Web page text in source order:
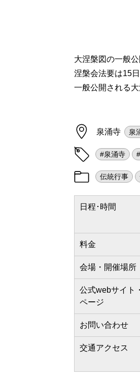
大涅槃図の一般
涅槃会法要は15
一般公開される
泉涌寺 泉
#泉涌寺
伝統行事
日程･時間
料金
会場・開催場所
公式webサイト・
ページ
お問い合わせ
交通アクセス